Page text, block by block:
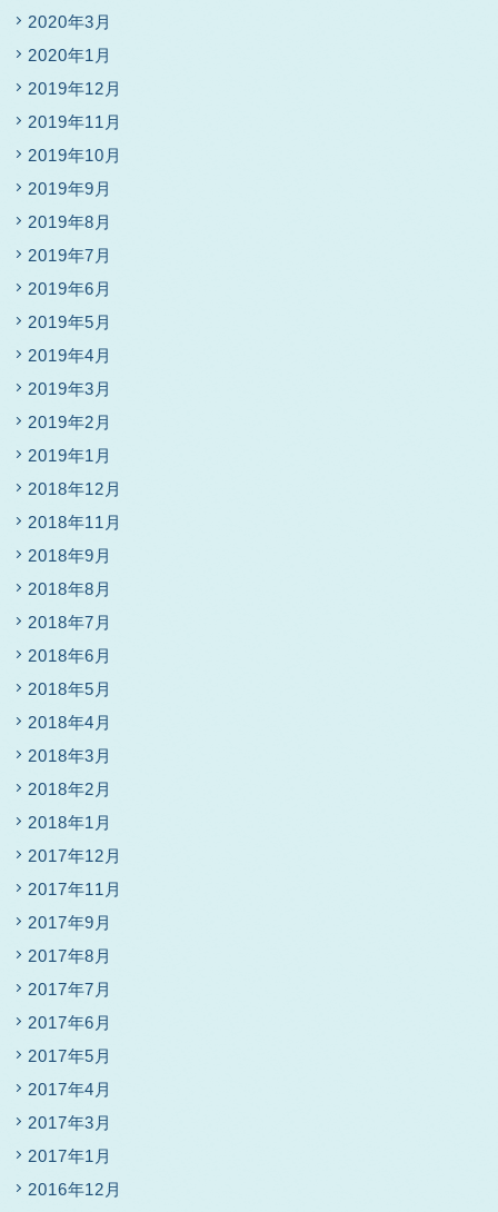
2020年3月
2020年1月
2019年12月
2019年11月
2019年10月
2019年9月
2019年8月
2019年7月
2019年6月
2019年5月
2019年4月
2019年3月
2019年2月
2019年1月
2018年12月
2018年11月
2018年9月
2018年8月
2018年7月
2018年6月
2018年5月
2018年4月
2018年3月
2018年2月
2018年1月
2017年12月
2017年11月
2017年9月
2017年8月
2017年7月
2017年6月
2017年5月
2017年4月
2017年3月
2017年1月
2016年12月